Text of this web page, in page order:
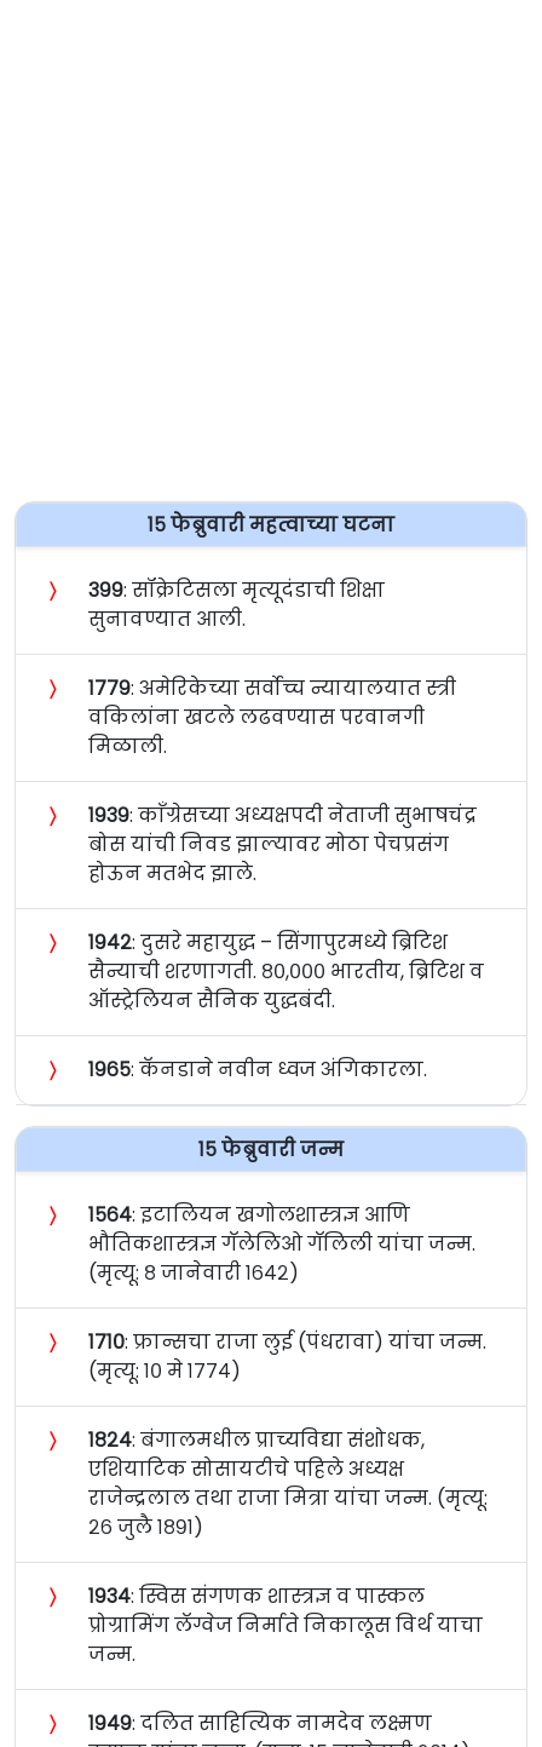
१५ फेब्रुवारी महत्वाच्या घटना
〉 ३९९: सॉक्रेटिसला मृत्यूदंडाची शिक्षा
सुनावण्यात आली.
〉 १७७९: अमेरिकेच्या सर्वोच्च न्यायालयात स्त्री
वकिलांना खटले लढवण्यास परवानगी
मिळाली.
〉 १९३९: काँग्रेसच्या अध्यक्षपदी नेताजी सुभाषचंद्र
बोस यांची निवड झाल्यावर मोठा पेचप्रसंग
होऊन मतभेद झाले.
〉 १९४२: दुसरे महायुद्ध – सिंगापुरमध्ये ब्रिटिश
सैन्याची शरणागती. ८०,००० भारतीय, ब्रिटिश व
ऑस्ट्रेलियन सैनिक युद्धबंदी.
〉 १९६५: कॅनडाने नवीन ध्वज अंगिकारला.
१५ फेब्रुवारी जन्म
〉 १५६४: इटालियन खगोलशास्त्रज्ञ आणि
भौतिकशास्त्रज्ञ गॅलेलिओ गॅलिली यांचा जन्म.
(मृत्यू: ८ जानेवारी १६४२)
〉 १७१०: फ्रान्सचा राजा लुई (पंधरावा) यांचा जन्म.
(मृत्यू: १० मे १७७४)
〉 १८२४: बंगालमधील प्राच्यविद्या संशोधक,
एशियाटिक सोसायटीचे पहिले अध्यक्ष
राजेन्द्रलाल तथा राजा मित्रा यांचा जन्म. (मृत्यू:
२६ जुलै १८९१)
〉 १९३४: स्विस संगणक शास्त्रज्ञ व पास्कल
प्रोग्रामिंग लॅग्वेज निर्माते निकालूस विर्थ याचा
जन्म.
〉 १९४९: दलित साहित्यिक नामदेव लक्ष्मण